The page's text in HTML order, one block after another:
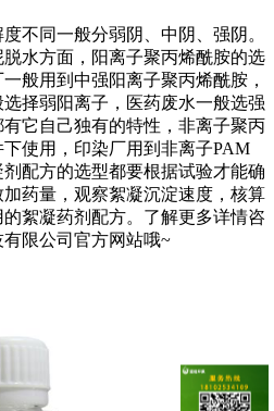
不同一般分弱阴、中阴、强阴。
水方面，阳离子聚丙烯酰胺的选
般用到中强阳离子聚丙烯酰胺，
择弱阳离子，医药废水一般选强
它自己独有的特性，非离子聚丙
使用，印染厂用到非离子PAM
配方的选型都要根据试验才能确
药量，观察絮凝沉淀速度，核算
絮凝药剂配方。了解更多详情咨
限公司官方网站哦~